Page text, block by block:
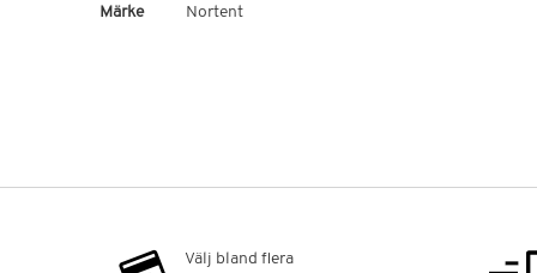
Mer
Märke Nortent
Välj bland flera